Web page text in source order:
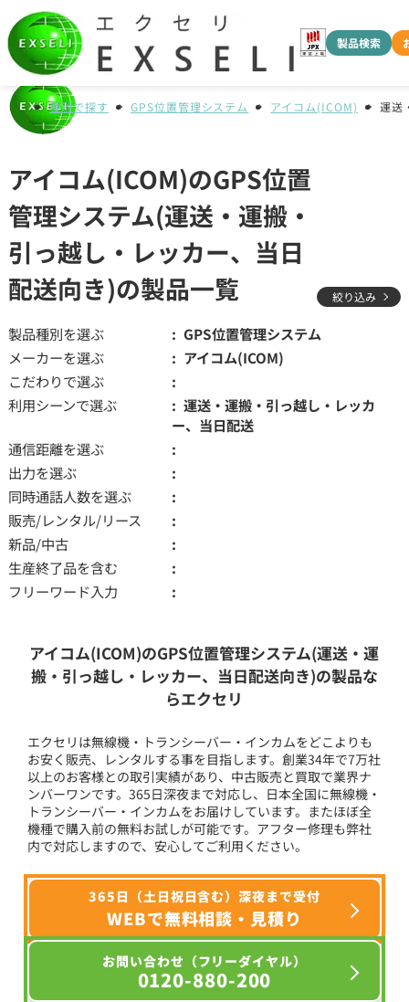
製品検索
種別で探す GPS位置管理システム アイコム(ICOM) 運送
アイコム(ICOM)のGPS位置
管理システム(運送・運搬・
引っ越し・レッカー、当日
配送向き)の製品一覧
絞り込み
製品種別を選ぶ
GPS位置管理システム
メーカーを選ぶ
アイコム(ICOM)
こだわりで選ぶ
利用シーンで選ぶ
運送・運搬・引っ越し・レッカ
ー、当日配送
通信距離を選ぶ
出力を選ぶ
同時通話人数を選ぶ
販売/レンタル/リース
新品/中古
生産終了品を含む
フリーワード入力
アイコム(ICOM)のGPS位置管理システム(運送・運
搬・引っ越し・レッカー、当日配送向き)の製品な
らエクセリ
エクセリは無線機・トランシーバー・インカムをどこよりも
お安く販売、レンタルする事を目指します。創業34年で7万社
以上のお客様との取引実績があり、中古販売と買取で業界ナ
ンバーワンです。365日深夜まで対応し、日本全国に無線機・
トランシーバー・インカムをお届けしています。またほぼ全
機種で購入前の無料お試しが可能です。アフター修理も弊社
内で対応しますので、安心してご利用ください。
365日（土日祝日含む）深夜まで受付
WEBで無料相談・見積り
お問い合わせ（フリーダイヤル）
0120-880-200